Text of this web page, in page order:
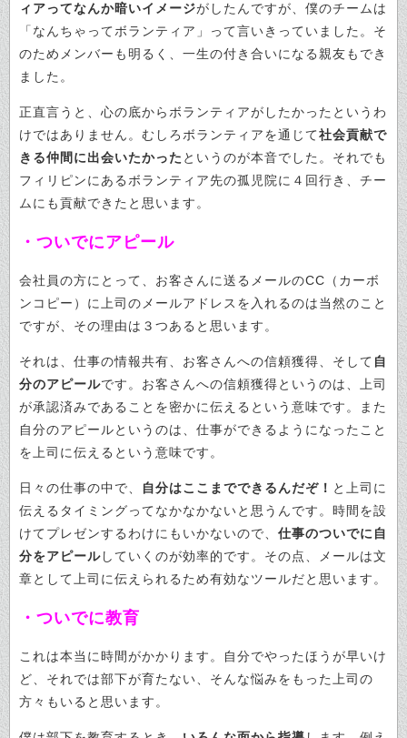
ィアってなんか暗いイメージがしたんですが、僕のチームは
「なんちゃってボランティア」って言いきっていました。そ
のためメンバーも明るく、一生の付き合いになる親友もでき
ました。
正直言うと、心の底からボランティアがしたかったというわ
けではありません。むしろボランティアを通じて社会貢献で
きる仲間に出会いたかった というのが本音でした。それでも
フィリピンにあるボランティア先の孤児院に４回行き、チー
ムにも貢献できたと思います。
・ついでにアピール
会社員の方にとって、お客さんに送るメールのCC（カーボ
ンコピー）に上司のメールアドレスを入れるのは当然のこと
ですが、その理由は３つあると思います。
それは、仕事の情報共有、お客さんへの信頼獲得、そして 自
分のアピールです。お客さんへの信頼獲得というのは、上司
が承認済みであることを密かに伝えるという意味です。また
自分のアピールというのは、仕事ができるようになったこと
を上司に伝えるという意味です。
日々の仕事の中で、 自分はここまでできるんだぞ！ と上司に
伝えるタイミングってなかなかないと思うんです。時間を設
けてプレゼンするわけにもいかないので、 仕事のついでに自
分をアピールしていくのが効率的です。その点、メールは文
章として上司に伝えられるため有効なツールだと思います。
・ついでに教育
これは本当に時間がかかります。自分でやったほうが早いけ
ど、それでは部下が育たない、そんな悩みをもった上司の
方々もいると思います。